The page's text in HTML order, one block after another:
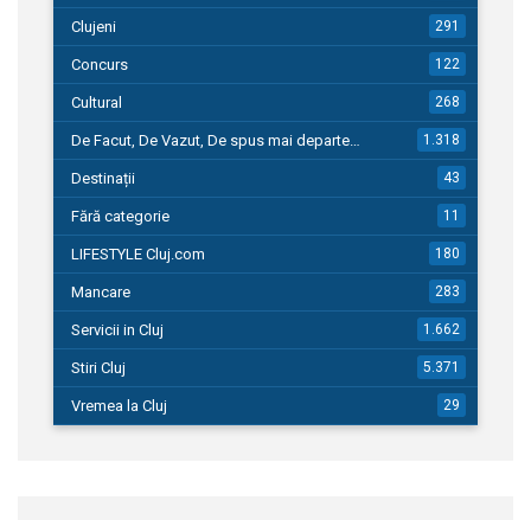
Clujeni 291
Concurs 122
Cultural 268
De Facut, De Vazut, De spus mai departe… 1.318
Destinații 43
Fără categorie 11
LIFESTYLE Cluj.com 180
Mancare 283
Servicii in Cluj 1.662
Stiri Cluj 5.371
Vremea la Cluj 29